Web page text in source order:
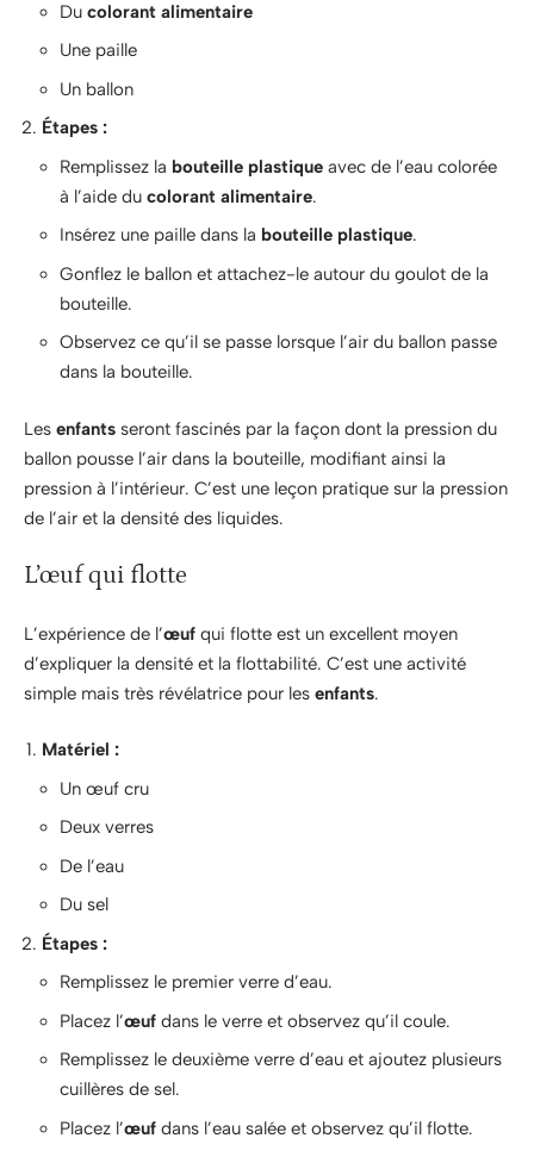
Du colorant alimentaire
Une paille
Un ballon
Étapes :
Remplissez la bouteille plastique avec de l’eau colorée
à l’aide du colorant alimentaire.
Insérez une paille dans la bouteille plastique.
Gonflez le ballon et attachez-le autour du goulot de la
bouteille.
Observez ce qu’il se passe lorsque l’air du ballon passe
dans la bouteille.
Les enfants seront fascinés par la façon dont la pression du
ballon pousse l’air dans la bouteille, modifiant ainsi la
pression à l’intérieur. C’est une leçon pratique sur la pression
de l’air et la densité des liquides.
L’œuf qui flotte
L’expérience de l’œuf qui flotte est un excellent moyen
d’expliquer la densité et la flottabilité. C’est une activité
simple mais très révélatrice pour les enfants.
Matériel :
Un œuf cru
Deux verres
De l’eau
Du sel
Étapes :
Remplissez le premier verre d’eau.
Placez l’œuf dans le verre et observez qu’il coule.
Remplissez le deuxième verre d’eau et ajoutez plusieurs
cuillères de sel.
Placez l’œuf dans l’eau salée et observez qu’il flotte.